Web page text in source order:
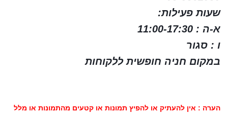
שעות פעילות:
א-ה : 11:00-17:30
ו : סגור
במקום חניה חופשית ללקוחות
הערה : אין להעתיק או להפיץ תמונות או קטעים מהתמונות או מלל